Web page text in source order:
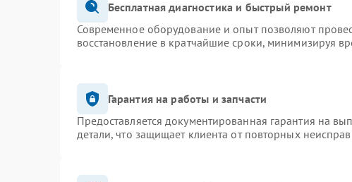
Бесплатная диагностика и быстрый ремонт
Современное оборудование и опыт позволяют
восстановление в кратчайшие сроки, минимизируя
Гарантия на работы и запчасти
Предоставляется документированная гарантия на
детали, что защищает клиента от повторных